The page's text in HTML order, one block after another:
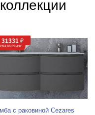
31331 ₽
КОРЗИНУ
с раковиной Cezares